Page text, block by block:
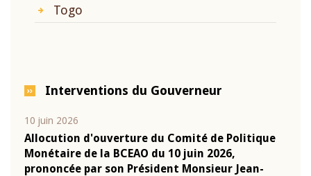
Togo
Interventions du Gouverneur
10 juin 2026
Allocution d'ouverture du Comité de Politique
Monétaire de la BCEAO du 10 juin 2026,
prononcée par son Président Monsieur Jean-